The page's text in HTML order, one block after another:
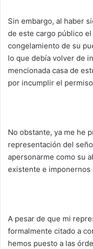
Sin embargo, al haber
de este cargo público
congelamiento de su
lo que debía volver de
mencionada casa de
por incumplir el
No obstante, ya me he
representación del
apersonarme como su
existente e
A pesar de que mi
formalmente citado a
hemos puesto a las